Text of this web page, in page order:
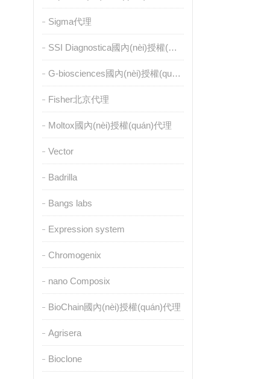
Sigma代理
SSI Diagnostica國內(nèi)授權(quán)代理
G-biosciences國內(nèi)授權(quán)代理
Fisher北京代理
Moltox國內(nèi)授權(quán)代理
Vector
Badrilla
Bangs labs
Expression system
Chromogenix
nano Composix
BioChain國內(nèi)授權(quán)代理
Agrisera
Bioclone